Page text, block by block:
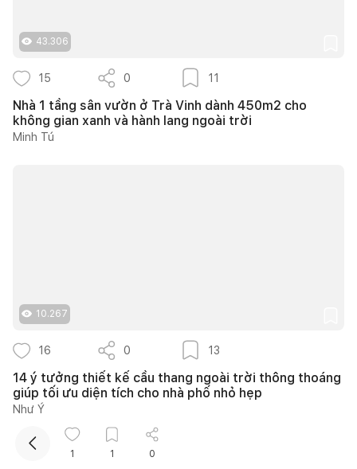
43.306
15 0 11
Nhà 1 tầng sân vườn ở Trà Vinh dành 450m2 cho
không gian xanh và hành lang ngoài trời
Minh Tú
10.267
16 0 13
14 ý tưởng thiết kế cầu thang ngoài trời thông thoáng
giúp tối ưu diện tích cho nhà phố nhỏ hẹp
Như Ý
1 1 0